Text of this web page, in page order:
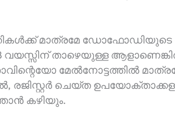
മാത്രമേ
വയസ്സിന് താഴെയുള്ള
മേൽനോട്ടത്തിൽ
ചെയ്ത
കഴിയും.